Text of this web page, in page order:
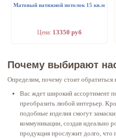
Матовый натяжной потолок 15 кв.м
Цена: 13350 руб
Почему выбирают
Определим, почему стоит обратиться
Вас ждет широкий ассортимент
преобразить любой интерьер.
подобные изделия смогут
коммуникации, создав идеально
продукция прослужит долго, что